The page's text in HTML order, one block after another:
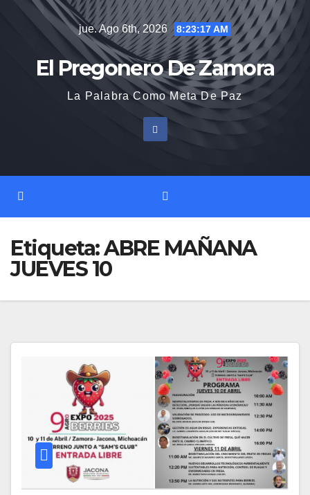
jue. Ago 6th, 2026 8:23:18 AM
El Pregonero De Zamora
La Palabra Como Meta De Paz
Etiqueta:ABRE MAÑANA
JUEVES 10